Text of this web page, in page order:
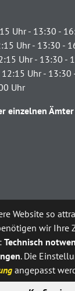
Uhr - 13:30 -
Uhr - 13:30 -
Uhr - 13:30 -
Uhr - 13:30
Uhr
einzelnen Ämter
Google Translate
Ja
Website so
wir Ihre
Technisch
. Die
angepasst